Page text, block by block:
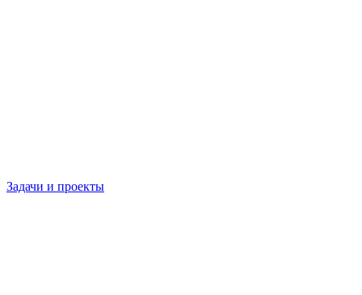
Задачи и проекты